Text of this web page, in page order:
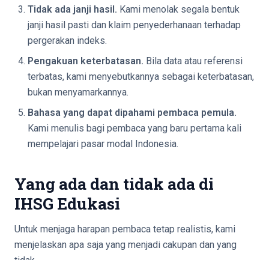
Tidak ada janji hasil. Kami menolak segala bentuk
janji hasil pasti dan klaim penyederhanaan terhadap
pergerakan indeks.
Pengakuan keterbatasan. Bila data atau referensi
terbatas, kami menyebutkannya sebagai keterbatasan,
bukan menyamarkannya.
Bahasa yang dapat dipahami pembaca pemula.
Kami menulis bagi pembaca yang baru pertama kali
mempelajari pasar modal Indonesia.
Yang ada dan tidak ada di
IHSG Edukasi
Untuk menjaga harapan pembaca tetap realistis, kami
menjelaskan apa saja yang menjadi cakupan dan yang